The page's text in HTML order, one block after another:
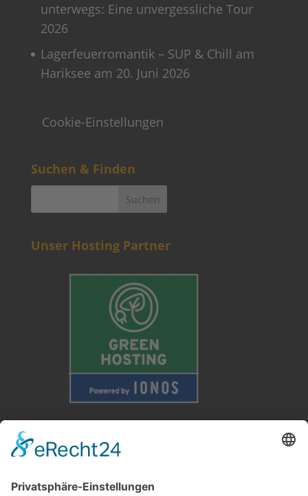
unterwegs: Eine unvergessliche Tour
2026
Lagerfeuerromantik – SUP & Chill am
Hariksee am 20. Juni 2026
Cookie-Einstellungen
Suchen & Finden
Unser Hosting Partner
Weitere Informationen
Kontakt